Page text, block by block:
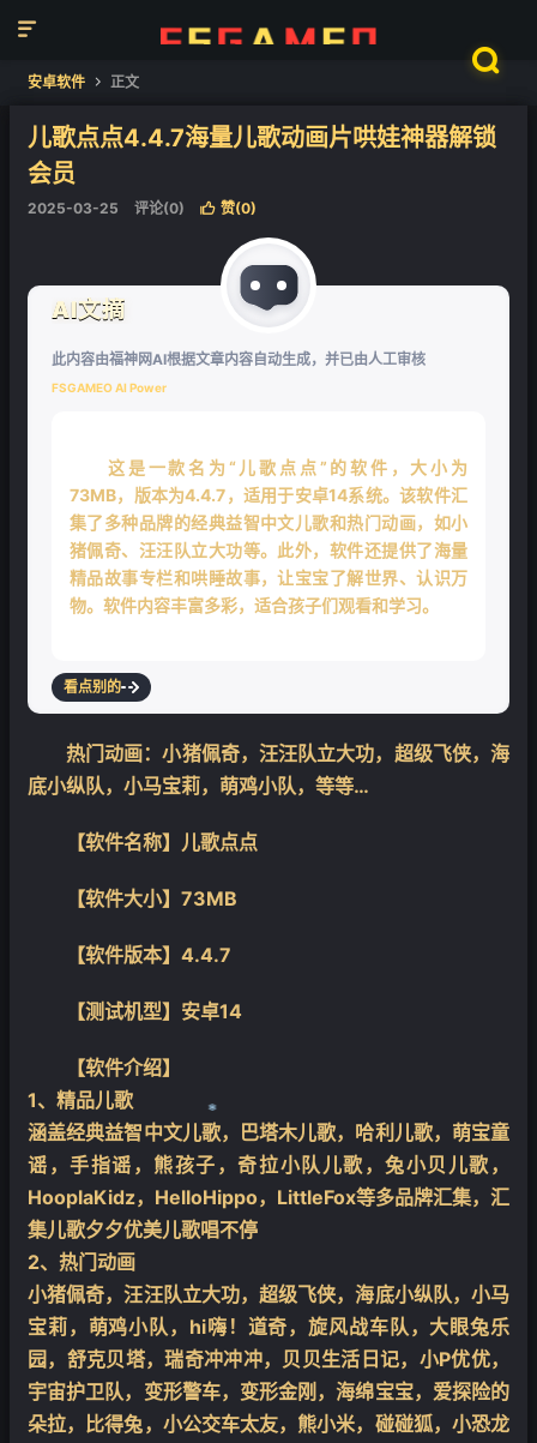


安卓软件  正文
儿歌点点4.4.7海量儿歌动画片哄娃神器解锁
会员
2025-03-25 评论(0)  赞(0)
AI文摘
此内容由福神网AI根据文章内容自动生成，并已由人工审核
FSGAMEO AI Power
这是一款名为“儿歌点点”的软件，大小为
73MB，版本为4.4.7，适用于安卓14系统。该软件汇
集了多种品牌的经典益智中文儿歌和热门动画，如小
猪佩奇、汪汪队立大功等。此外，软件还提供了海量
精品故事专栏和哄睡故事，让宝宝了解世界、认识万
物。软件内容丰富多彩，适合孩子们观看和学习。
看点别的
热门动画：小猪佩奇，汪汪队立大功，超级飞侠，海
底小纵队，小马宝莉，萌鸡小队，等等…
【软件名称】儿歌点点
【软件大小】73MB
【软件版本】4.4.7
【测试机型】安卓14
【软件介绍】
1、精品儿歌
涵盖经典益智中文儿歌，巴塔木儿歌，哈利儿歌，萌宝童
谣，手指谣，熊孩子，奇拉小队儿歌，兔小贝儿歌，
HooplaKidz，HelloHippo，LittleFox等多品牌汇集，汇
集儿歌夕夕优美儿歌唱不停
2、热门动画
小猪佩奇，汪汪队立大功，超级飞侠，海底小纵队，小马
宝莉，萌鸡小队，hi嗨！道奇，旋风战车队，大眼兔乐
园，舒克贝塔，瑞奇冲冲冲，贝贝生活日记，小P优优，
宇宙护卫队，变形警车，变形金刚，海绵宝宝，爱探险的
朵拉，比得兔，小公交车太友，熊小米，碰碰狐，小恐龙
❄
❄